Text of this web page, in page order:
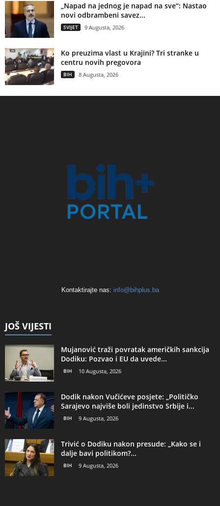
„Napad na jednog je napad na sve“: Nastao
novi odbrambeni savez...
SVIJET 9 Augusta, 2026
Ko preuzima vlast u Krajini? Tri stranke u
centru novih pregovora
BIH 8 Augusta, 2026
Kontaktirajte nas: info@bihplus.ba
JOŠ VIJESTI
Mujanović traži povratak američkih sankcija
Dodiku: Pozvao i EU da uvede...
BIH 10 Augusta, 2026
Dodik nakon Vučićeve posjete: „Političko
Sarajevo najviše boli jedinstvo Srbije i...
BIH 9 Augusta, 2026
Trivić o Dodiku nakon presude: „Kako se i
dalje bavi politikom?...
BIH 9 Augusta, 2026